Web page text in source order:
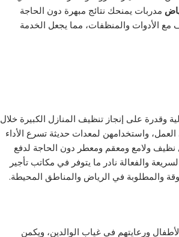
مدربات يمنحك نتائج مبهرة دون الحاجة
مع الأدوات والمنظفات، مما يجعل الخدمة
وقدرة على إنجاز تنظيف المنازل الكبيرة خلال
واستخدامهن لمعدات حديثة تسرع الأداء
ولامع ومعقم ومعطر دون الحاجة لدفع
والفعالة نادر ما يتوفر في مكاتب تأجير
والمطلوبة في الرياض والمناطق المحيطة.
ورعايتهم في غياب الوالدين، ويكمن